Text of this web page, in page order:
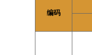
编码